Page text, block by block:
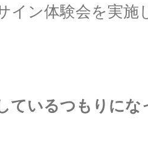
イン体験会を実施
ているつもりにな